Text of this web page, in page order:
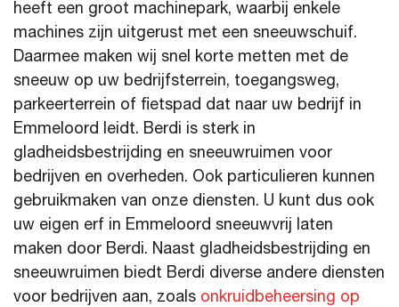
heeft een groot machinepark, waarbij enkele
machines zijn uitgerust met een sneeuwschuif.
Daarmee maken wij snel korte metten met de
sneeuw op uw bedrijfsterrein, toegangsweg,
parkeerterrein of fietspad dat naar uw bedrijf in
Emmeloord leidt. Berdi is sterk in
gladheidsbestrijding en sneeuwruimen voor
bedrijven en overheden. Ook particulieren kunnen
gebruikmaken van onze diensten. U kunt dus ook
uw eigen erf in Emmeloord sneeuwvrij laten
maken door Berdi. Naast gladheidsbestrijding en
sneeuwruimen biedt Berdi diverse andere diensten
voor bedrijven aan, zoals onkruidbeheersing op